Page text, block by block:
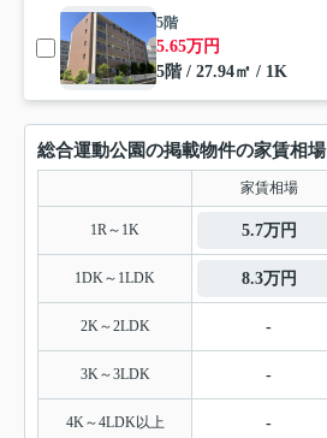
5階
5.65万円
5階 / 27.94㎡ / 1K
総合運動公園の掲載物件の家賃相場
家賃相場
1R～1K 5.7万円
1DK～1LDK 8.3万円
2K～2LDK -
3K～3LDK -
4K～4LDK以上 -